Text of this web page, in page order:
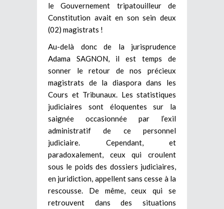
le Gouvernement tripatouilleur de
Constitution avait en son sein deux
(02) magistrats !
Au-delà donc de la jurisprudence
Adama SAGNON, il est temps de
sonner le retour de nos précieux
magistrats de la diaspora dans les
Cours et Tribunaux. Les statistiques
judiciaires sont éloquentes sur la
saignée occasionnée par l’exil
administratif de ce personnel
judiciaire. Cependant, et
paradoxalement, ceux qui croulent
sous le poids des dossiers judiciaires,
en juridiction, appellent sans cesse à la
rescousse. De même, ceux qui se
retrouvent dans des situations